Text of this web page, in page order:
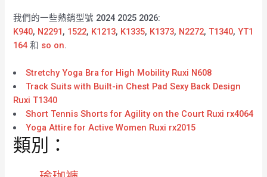
我們的一些熱銷型號 2024 2025 2026:
K940, N2291, 1522, K1213, K1335, K1373, N2272,T1340,YT1
164 和 so on.
Stretchy Yoga Bra for High Mobility Ruxi N608
Track Suits with Built-in Chest Pad Sexy Back Design
Ruxi T1340
Short Tennis Shorts for Agility on the Court Ruxi rx4064
Yoga Attire for Active Women Ruxi rx2015
類別：